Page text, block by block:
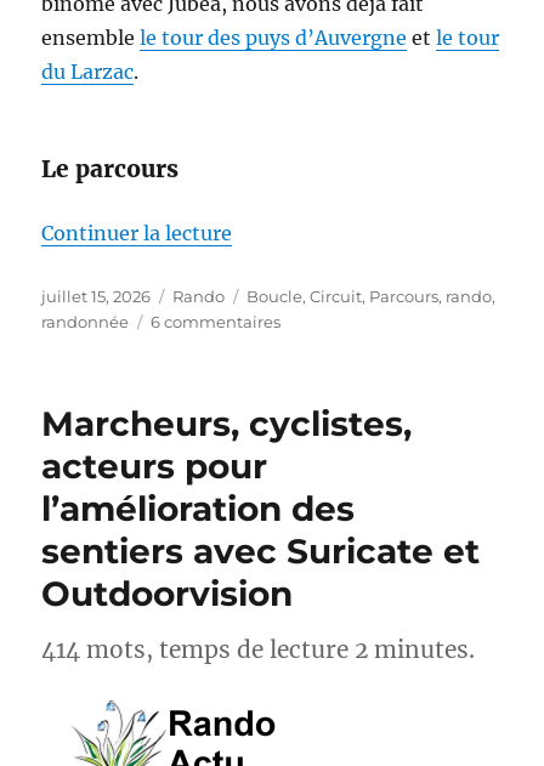
ensemblele tour des puys d’Auvergne etle tour
du Larzac.
Le parcours
Continuer la lecture
Publié
le
juillet 15, 2026 Catégories
Rando Étiquettes
Boucle,Circuit, Parcours, rando,
randonnée
6 commentairessur
sur
des
Maîtres
Sonneurs
Marcheurs, cyclistes,
acteurs pour
l’amélioration des
sentiers avec Suricate et
Outdoorvision
414 mots, temps de lecture 2 minutes.